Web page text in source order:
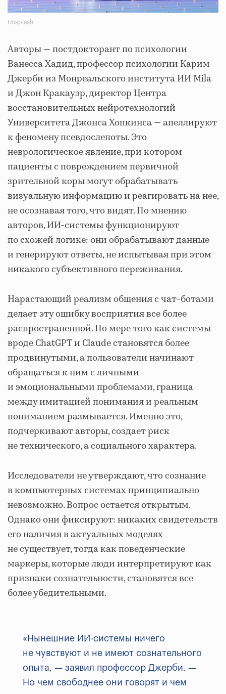
Unsplash
Авторы — постдокторант по психологии
Ванесса Хадид, профессор психологии Карим
Джерби из Монреальского института ИИ Mila
и Джон Кракауэр, директор Центра
восстановительных нейротехнологий
Университета Джонса Хопкинса — апеллируют
к феномену псевдослепоты. Это
неврологическое явление, при котором
пациенты с повреждением первичной
зрительной коры могут обрабатывать
визуальную информацию и реагировать на нее,
не осознавая того, что видят. По мнению
авторов, ИИ-системы функционируют
по схожей логике: они обрабатывают данные
и генерируют ответы, не испытывая при этом
никакого субъективного переживания.
Нарастающий реализм общения с чат-ботами
делает эту ошибку восприятия все более
распространенной. По мере того как системы
вроде ChatGPT и Claude становятся более
продвинутыми, а пользователи начинают
обращаться к ним с личными
и эмоциональными проблемами, граница
между имитацией понимания и реальным
пониманием размывается. Именно это,
подчеркивают авторы, создает риск
не технического, а социального характера.
Исследователи не утверждают, что сознание
в компьютерных системах принципиально
невозможно. Вопрос остается открытым.
Однако они фиксируют: никаких свидетельств
его наличия в актуальных моделях
не существует, тогда как поведенческие
маркеры, которые люди интерпретируют как
признаки сознательности, становятся все
более убедительными.
«Нынешние ИИ-системы ничего
не чувствуют и не имеют сознательного
опыта, — заявил профессор Джерби. —
Но чем свободнее они говорят и чем